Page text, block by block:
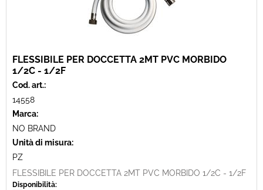
FLESSIBILE PER DOCCETTA 2MT PVC MORBIDO
1/2C - 1/2F
Cod. art.:
14558
Marca:
NO BRAND
Unità di misura:
PZ
FLESSIBILE PER DOCCETTA 2MT PVC MORBIDO 1/2C - 1/2F
Disponibilità: